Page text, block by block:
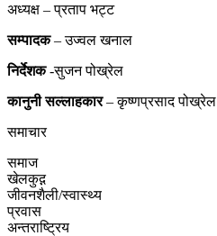
अध्यक्ष – प्रताप भट्ट
सम्पादक– उज्वल खनाल
निर्देशक-सुजन पोख्रेल
कानुनी सल्लाहकार– कृष्णप्रसाद पोख्रेल
समाचार
समाज
खेलकुद़़
जीवनशैली/स्वास्थ्य
प्रवास
अन्तराष्ट्रिय